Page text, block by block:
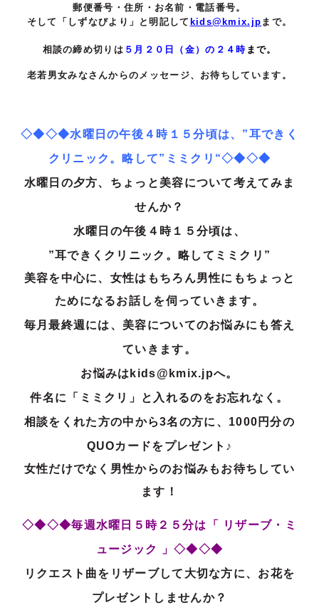
郵便番号・住所・お名前・電話番号。
そして「しずなびより」と明記して kids@kmix.jp まで。
相談の締め切りは ５ 月２０ 日（金）の２４時 まで。
老若男女みなさんからのメッセージ、お待ちしています。
◇◆◇◆水曜日の午後４時１５分頃は、”耳できく
クリニック。略して”ミミクリ“◇◆◇◆
水曜日の夕方、ちょっと美容について考えてみま
せんか？
水曜日の午後４時１５分頃は、
”耳できくクリニック。略してミミクリ”
美容を中心に、女性はもちろん男性にもちょっと
ためになるお話しを伺っていきます。
毎月最終週には、美容についてのお悩みにも答え
ていきます。
お悩みはkids@kmix.jpへ。
件名に「ミミクリ」と入れるのをお忘れなく。
相談をくれた方の中から3名の方に、1000円分の
QUOカードをプレゼント♪
女性だけでなく男性からのお悩みもお待ちしてい
ます！
◇◆◇◆毎週水曜日５時２５分は「 リザーブ・ミ
ュージック 」◇◆◇◆
リクエスト曲をリザーブして大切な方に、お花を
プレゼントしませんか？